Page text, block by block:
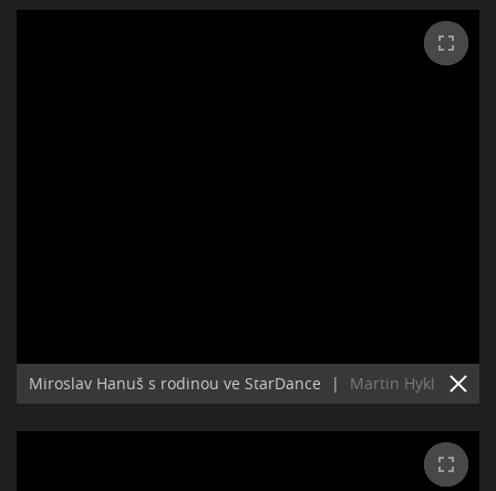
Miroslav Hanuš s rodinou ve StarDance | Martin Hykl